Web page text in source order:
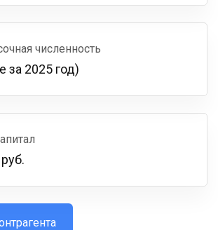
численность
за 2025 год)